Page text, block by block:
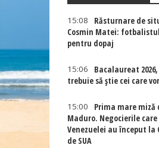
15:08
Răsturnare de
Cosmin Matei:
pentru dopaj
15:06
Bacalaureat
trebuie să știe cei care
15:00
Prima mare miză
Maduro. Negocierile
Venezuelei au început la
de SUA